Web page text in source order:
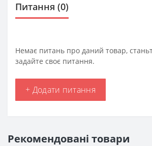
Питання (0)
Немає питань про даний товар,
задайте своє питання.
+ Додати питання
Рекомендовані товари